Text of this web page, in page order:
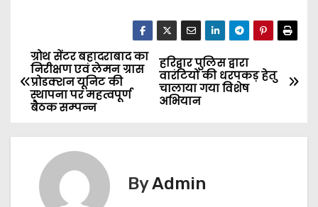
P
o
हरिद्वार पुलिस द्वारा
वारंटियों की धरपकड़ हेतु
चालाया गया विशेष
अभियान
ग्रोथ सेंटर बहादराबाद का
निरीक्षण एवं लेमन ग्रास
प्रोडक्शन यूनिट की
स्थापना पर महत्वपूर्ण
बैठक सम्पन्न
ByAdmin